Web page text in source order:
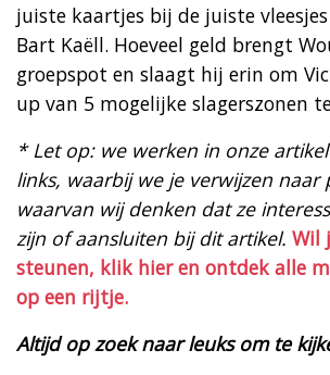
juiste kaartjes bij de juiste
Bart Kaëll. Hoeveel geld brengt
groepspot en slaagt hij erin om
up van 5 mogelijke slagerszonen
* Let op: we werken in onze
links, waarbij we je verwijzen naar
waarvan wij denken dat ze
zijn of aansluiten bij dit artikel. Wil
steunen, klik hier en ontdek alle
op een rijtje.
Altijd op zoek naar leuks om te